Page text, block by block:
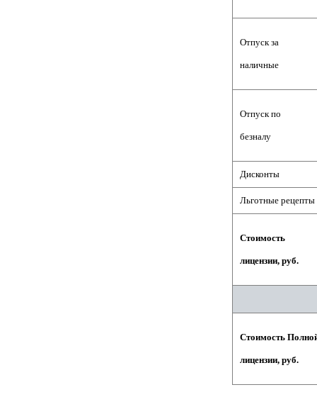
Отпуск за
наличные
Отпуск по
безналу
Дисконты
Льготные рецепты
Стоимость
лицензии, руб.
Стоимость
лицензии, руб.